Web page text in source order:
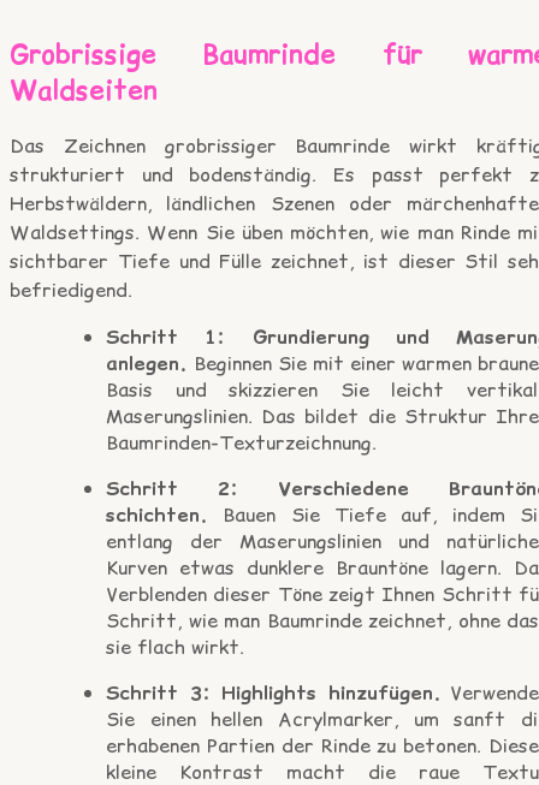
Grobrissige Baumrinde für
Waldseiten
Das Zeichnen grobrissiger Baumrinde wirkt
strukturiert und bodenständig. Es passt perfekt
Herbstwäldern, ländlichen Szenen oder
Waldsettings. Wenn Sie üben möchten, wie man Rinde
sichtbarer Tiefe und Fülle zeichnet, ist dieser Stil
befriedigend.
Schritt 1: Grundierung und
anlegen. Beginnen Sie mit einer warmen
Basis und skizzieren Sie leicht
Maserungslinien. Das bildet die Struktur
Baumrinden-Texturzeichnung.
Schritt 2: Verschiedene
schichten. Bauen Sie Tiefe auf, indem
entlang der Maserungslinien und
Kurven etwas dunklere Brauntöne lagern.
Verblenden dieser Töne zeigt Ihnen Schritt
Schritt, wie man Baumrinde zeichnet, ohne
sie flach wirkt.
Schritt 3: Highlights hinzufügen.
Sie einen hellen Acrylmarker, um sanft
erhabenen Partien der Rinde zu betonen.
kleine Kontrast macht die raue